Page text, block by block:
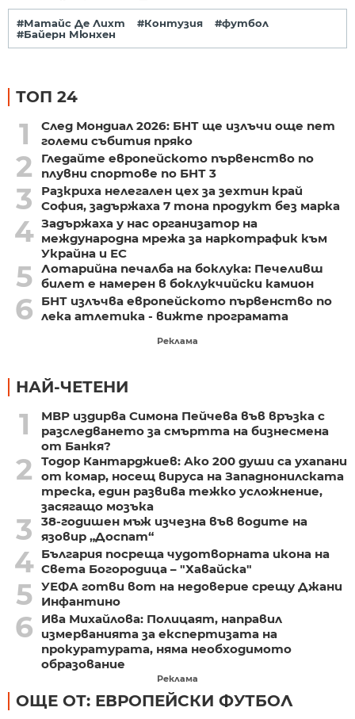
#Матайс Де Лихт #Контузия
#футбол
#Байерн Мюнхен
ТОП 24
1
След Мондиал 2026: БНТ ще излъчи още пет
големи събития пряко
2
Гледайте европейското първенство по
плувни спортове по БНТ 3
3
Разкриха нелегален цех за зехтин край
София, задържаха 7 тона продукт без марка
4 Задържаха у нас организатор на
международна мрежа за наркотрафик към
Украйна и ЕС
5 Лотарийна печалба на боклука: Печеливш
билет е намерен в боклукчийски камион
6
БНТ излъчва европейското първенство по
лека атлетика - вижте програмата
Реклама
НАЙ-ЧЕТЕНИ
1
МВР издирва Симона Пейчева във връзка с
разследването за смъртта на бизнесмена
от Банкя?
2
Тодор Кантарджиев: Ако 200 души са ухапани
от комар, носещ вируса на Западнонилската
треска, един развива тежко усложнение,
засягащо мозъка
3
38-годишен мъж изчезна във водите на
язовир „Доспат“
4 България посреща чудотворната икона на
Света Богородица – "Хавайска"
5 УЕФА готви вот на недоверие срещу Джани
Инфантино
6
Ива Михайлова: Полицаят, направил
измерванията за експертизата на
прокуратурата, няма необходимото
образование
Реклама
ОЩЕ ОТ: ЕВРОПЕЙСКИ ФУТБОЛ